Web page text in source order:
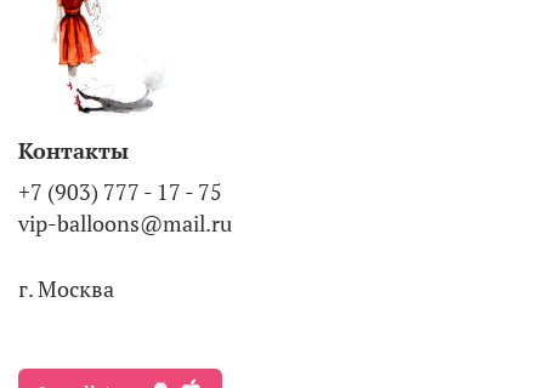
Контакты
+7 (903) 777 - 17 - 75
vip-balloons@mail.ru
г. Москва